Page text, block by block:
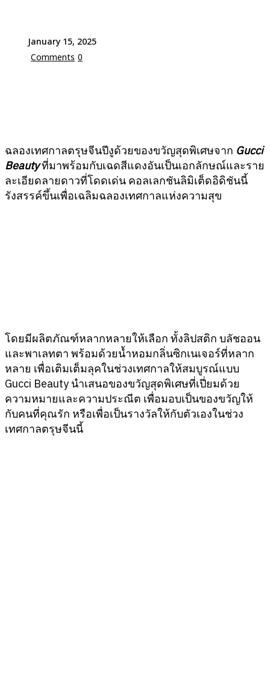
January 15, 2025
Comments 0
ฉลองเทศกาลตรุษจีนปีงูด้วยของขวัญสุดพิเศษจาก Gucci
Beautyที่มาพร้อมกับเฉดสีแดงอันเป็นเอกลักษณ์และราย
ละเอียดลายดาวที่โดดเด่น คอลเลกชันลิมิเต็ดอิดิชันนี้
รังสรรค์ขึ้นเพื่อเฉลิมฉลองเทศกาลแห่งความสุข
โดยมีผลิตภัณฑ์หลากหลายให้เลือก ทั้งลิปสติก บลัชออน
และพาเลทตา พร้อมด้วยน้ำหอมกลิ่นซิกเนเจอร์ที่หลาก
หลาย เพื่อเติมเต็มลุคในช่วงเทศกาลให้สมบูรณ์แบบ
Gucci Beauty นำเสนอของขวัญสุดพิเศษที่เปี่ยมด้วย
ความหมายและความประณีต เพื่อมอบเป็นของขวัญให้
กับคนที่คุณรัก หรือเพื่อเป็นรางวัลให้กับตัวเองในช่วง
เทศกาลตรุษจีนนี้